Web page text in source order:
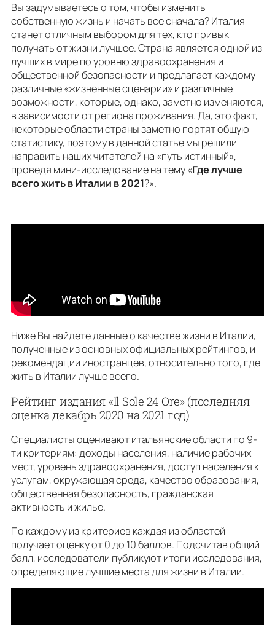
Вы задумываетесь о том, чтобы изменить
собственную жизнь и начать все сначала? Италия
станет отличным выбором для тех, кто привык
получать от жизни лучшее. Страна является одной из
лучших в мире по уровню здравоохранения и
общественной безопасности и предлагает каждому
различные «жизненные сценарии» и различные
возможности, которые, однако, заметно изменяются,
в зависимости от региона проживания. Да, это факт,
некоторые области страны заметно портят общую
статистику, поэтому в данной статье мы решили
направить наших читателей на «путь истинный»,
проведя мини-исследование на тему «Где лучше
всего жить в Италии в 2021?».
Ниже Вы найдете данные о качестве жизни в Италии,
полученные из основных официальных рейтингов, и
рекомендации иностранцев, относительно того, где
жить в Италии лучше всего.
Рейтинг издания «Il Sole 24 Ore» (последняя
оценка декабрь 2020 на 2021 год)
Специалисты оценивают итальянские области по 9-
ти критериям: доходы населения, наличие рабочих
мест, уровень здравоохранения, доступ населения к
услугам, окружающая среда, качество образования,
общественная безопасность, гражданская
активность и жилье.
По каждому из критериев каждая из областей
получает оценку от 0 до 10 баллов. Подсчитав общий
балл, исследователи публикуют итоги исследования,
определяющие лучшие места для жизни в Италии.